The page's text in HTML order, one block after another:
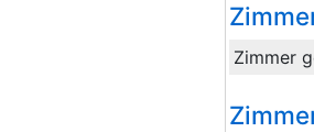
Zimmer